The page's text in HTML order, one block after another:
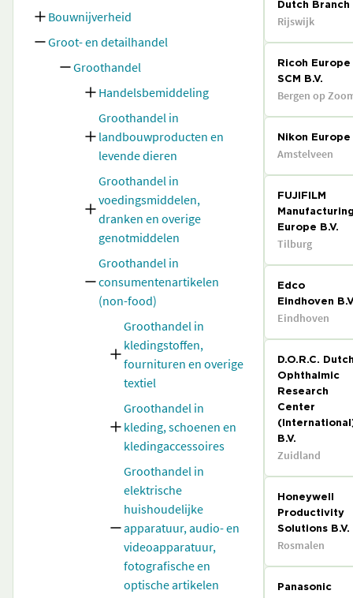
Bouwnijverheid
Groot- en detailhandel
Groothandel
Handelsbemiddeling
Groothandel in
landbouwproducten en
levende dieren
Groothandel in
voedingsmiddelen,
dranken en overige
genotmiddelen
Groothandel in
consumentenartikelen
(non-food)
Groothandel in
kledingstoffen,
fournituren en overige
textiel
Groothandel in
kleding, schoenen en
kledingaccessoires
Groothandel in
elektrische
huishoudelijke
apparatuur, audio- en
videoapparatuur,
fotografische en
optische artikelen
Dutch Branch
Rijswijk
Ricoh Europe
SCM B.V.
Bergen op
Nikon Europe
Amstelveen
FUJIFILM
Europe B.V.
Tilburg
Edco
Eindhoven
Eindhoven
D.O.R.C.
Ophthalmic
Research
Center
B.V.
Zuidland
Honeywell
Productivity
Solutions B.V.
Rosmalen
Panasonic